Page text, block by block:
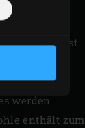
wir zunächst
werden
enthält zum